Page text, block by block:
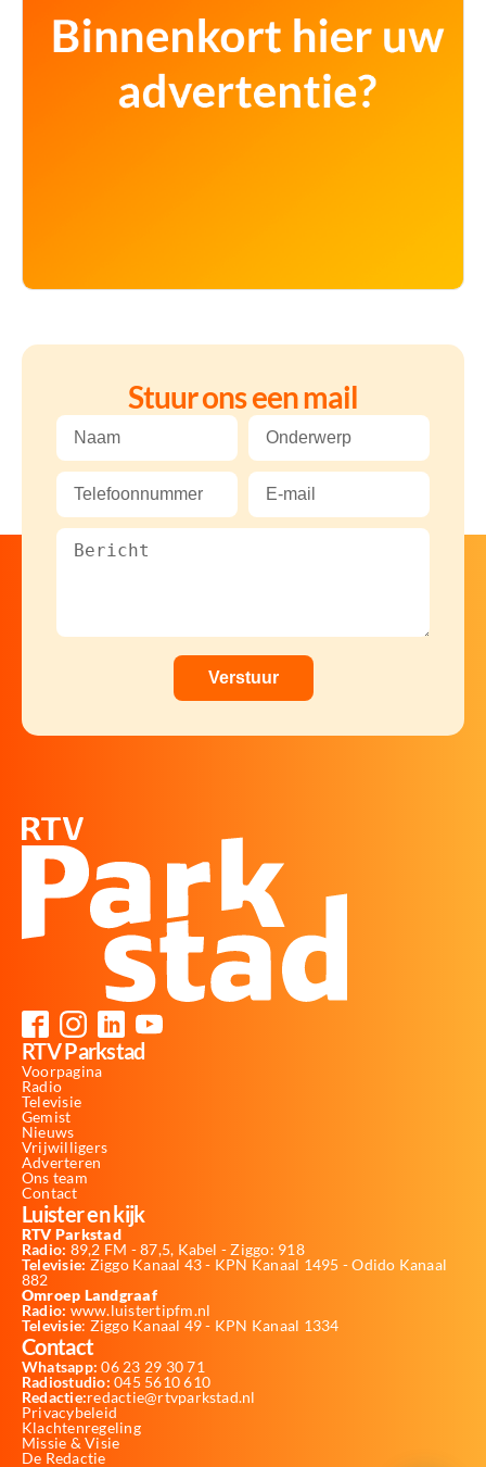
Stuur ons een mail
RTV Parkstad
Voorpagina
Radio
Televisie
Gemist
Nieuws
Vrijwilligers
Adverteren
Ons team
Contact
Luister en kijk
RTV Parkstad
Radio: 89,2 FM - 87,5, Kabel - Ziggo: 918
Televisie: Ziggo Kanaal 43 - KPN Kanaal 1495 - Odido Kanaal
882
Omroep Landgraaf
Radio: www.luistertipfm.nl
Televisie: Ziggo Kanaal 49 - KPN Kanaal 1334
Contact
Whatsapp: 06 23 29 30 71
Radiostudio: 045 5610 610
Redactie:redactie@rtvparkstad.nl
Privacybeleid
Klachtenregeling
Missie & Visie
De Redactie